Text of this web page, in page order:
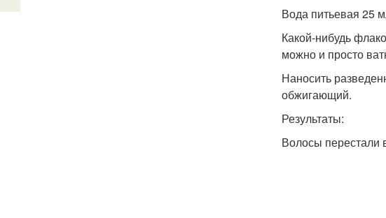
Вода питьевая 25
Какой-нибудь
можно и просто
Наносить
обжигающий.
Результаты:
Волосы перестали